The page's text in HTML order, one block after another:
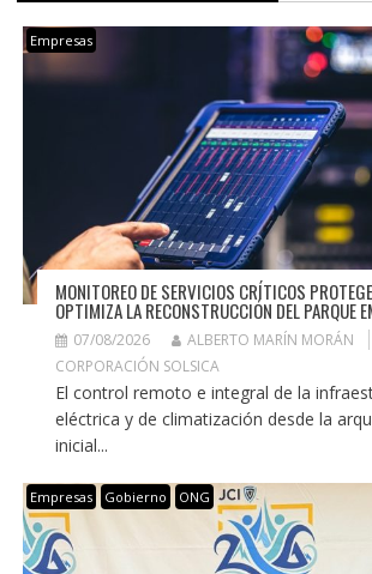
Empresas
MONITOREO DE SERVICIOS CRÍTICOS
OPTIMIZA LA RECONSTRUCCIÓN DEL PARQUE
07/08/2026
ALBERTO MARÍN MORÁN
CORPORACIÓN SOLSICA
El control remoto e integral de la
eléctrica y de climatización desde la
inicial...
Empresas Gobierno ONG